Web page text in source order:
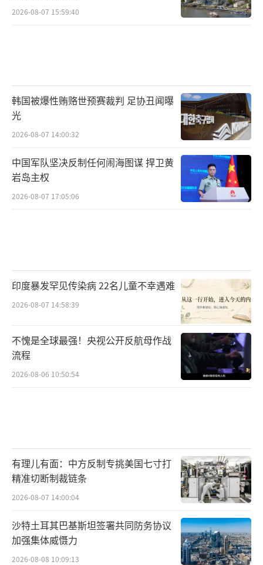
2026-08-07 15:59:40
韩国被爆性贿赂世预赛裁判 足协丑闻曝
光
2026-08-07 14:00:32
中国军队坚决反制任何闹海图谋 捍卫黄
岩岛主权
2026-08-07 17:05:06
印度暴发罕见传染病 22名儿童不幸遇难
2026-08-07 14:58:39
不愧是全球最强！央视公开反航母作战
流程
2026-08-06 10:50:54
有理儿有面：中方反制专挑美国七寸打
精准切断制裁链条
2026-08-07 14:00:04
沙特土耳其巴基斯坦签署共同防务协议
加强集体威慑力
2026-08-08 10:09:13